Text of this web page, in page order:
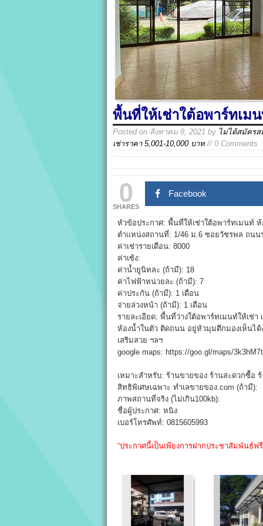
พื้นที่ให้เช่าใต้อพาร์ทเม
Posted on สิงหาคม 9, 2021 by ไม่ได้สมัคร
เช่าราคา 5,001-10,000 บาท// 0 Comments
0
SHARES
Facebook
หัวข้อประกาศ: พื้นที่ให้เช่าใต้อพาร์ทเมนท์ ห้
ตำแหน่งสถานที่: 1/46 ม.6 ซอยวัชรพล ถนน
ค่าเช่ารายเดือน: 8000
ค่าเซ้ง:
ค่าน้ำยูนิทละ (ถ้ามี): 18
ค่าไฟฟ้าหน่วยละ (ถ้ามี): 7
ค่าประกัน (ถ้ามี): 1 เดือน
จ่ายล่วงหน้า (ถ้ามี): 1 เดือน
รายละเอียด: พื้นที่ว่างใต้อพาร์ทเมนท์ให้เช่
ห้องน้ำในตัว ติดถนน อยู่หัวมุมตึกมองเห็นไ
เสริมสวย ฯลฯ
google maps: https://goo.gl/maps/
เหมาะสำหรับ: ร้านขายของ ร้านสะดวกซื้อ
สิทธิพิเศษเฉพาะ ทำเลขายของ.com (ถ้ามี):
ภาพสถานที่จริง (ไม่เกิน100kb):
ชื่อผู้ประกาศ: หนิง
เบอร์โทรศัพท์: 0815605993
“ประกาศนี้เป็นเพียงการฝากประชาสัมพันธ์